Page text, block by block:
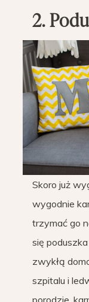
2.
Skoro już
wygodnie
trzymać go
się
zwykłą
szpitalu i
porodzie,